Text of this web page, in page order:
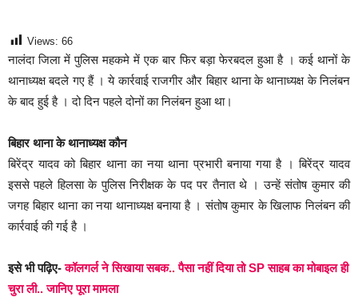
Views: 66
नालंदा जिला में पुलिस महकमे में एक बार फिर बड़ा फेरबदल हुआ है । कई थानों के
थानाध्यक्ष बदले गए हैं । ये कार्रवाई राजगीर और बिहार थाना के थानाध्यक्ष के निलंबन
के बाद हुई है । दो दिन पहले दोनों का निलंबन हुआ था।
बिहार थाना के थानाध्यक्ष कौन
बिरेंद्र यादव को बिहार थाना का नया थाना प्रभारी बनाया गया है । बिरेंद्र यादव
इससे पहले हिलसा के पुलिस निरीक्षक के पद पर तैनात थे । उन्हें संतोष कुमार की
जगह बिहार थाना का नया थानाध्यक्ष बनाया है । संतोष कुमार के खिलाफ निलंबन की
कार्रवाई की गई है ।
इसे भी पढ़िए-कॉलगर्ल ने सिखाया सबक.. पैसा नहीं दिया तो SP साहब का मोबाइल ही
चुरा ली.. जानिए पूरा मामला